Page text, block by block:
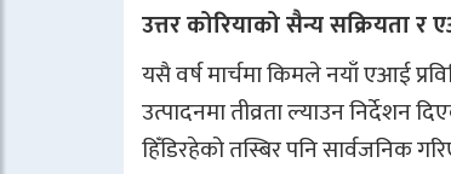
उत्तर कोरियाको सैन्य सक्रियता र
यसै वर्ष मार्चमा किमले नयाँ एआई
उत्पादनमा तीव्रता ल्याउन निर्देशन
हिँडिरहेको तस्बिर पनि सार्वजनिक